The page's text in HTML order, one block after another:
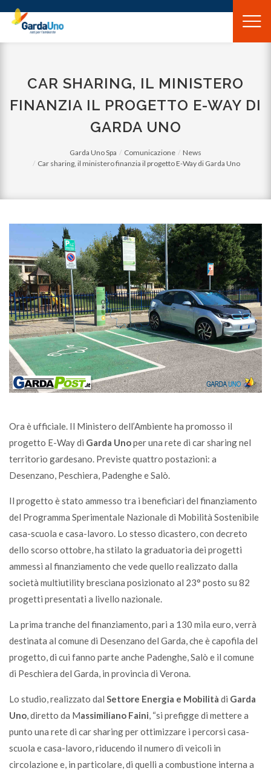
Gardauno
Spa
CAR SHARING, IL MINISTERO
FINANZIA IL PROGETTO E-WAY DI
GARDA UNO
Garda Uno Spa Comunicazione
News
Car sharing, il ministero finanzia il progetto E-Way di Garda Uno
Ora è ufficiale. Il Ministero dell’Ambiente ha promosso il
progetto E-Way di Garda Unoper una rete di car sharing nel
territorio gardesano. Previste quattro postazioni: a
Desenzano, Peschiera, Padenghe e Salò.
Il progetto è stato ammesso tra i beneficiari del finanziamento
del Programma Sperimentale Nazionale di Mobilità Sostenibile
casa-scuola e casa-lavoro. Lo stesso dicastero, con decreto
dello scorso ottobre, ha stilato la graduatoria dei progetti
ammessi al finanziamento che vede quello realizzato dalla
società multiutility bresciana posizionato al 23° posto su 82
progetti presentati a livello nazionale.
La prima tranche del finanziamento, pari a 130 mila euro, verrà
destinata al comune di Desenzano del Garda, che è capofila del
progetto, di cui fanno parte anche Padenghe, Salò e il comune
di Peschiera del Garda, in provincia di Verona.
Lo studio, realizzato dal Settore Energia e Mobilità di Garda
Uno, diretto da Massimiliano Faini, “si prefigge di mettere a
punto una rete di car sharing per ottimizzare i percorsi casa-
scuola e casa-lavoro, riducendo il numero di veicoli in
circolazione e, in particolare, di quelli a combustione interna a